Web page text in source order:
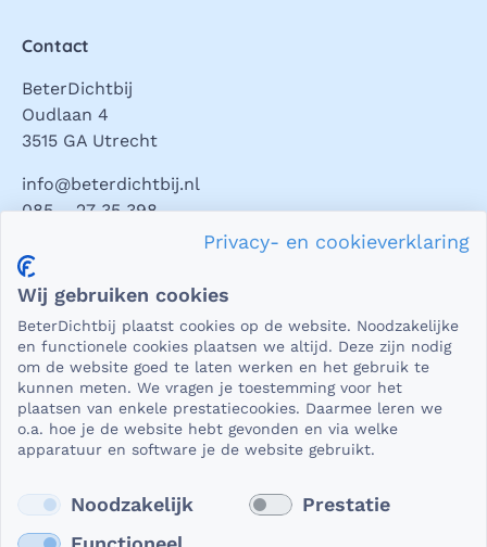
Contact
BeterDichtbij
Oudlaan 4
3515 GA Utrecht
info@beterdichtbij.nl
085 – 27 35 398
Privacy en veiligheid
essentieel dat die beveiligd worden uitgewisseld. En dat
die gegevens niet in verkeerde handen vallen. Daar kun je
op rekenen bij BeterDichtbij.
Lees verder
Privacy- en cookieverklaring
Wij gebruiken cookies
BeterDichtbij plaatst cookies op de website. Noodzakelijke
en functionele cookies plaatsen we altijd. Deze zijn nodig
om de website goed te laten werken en het gebruik te
kunnen meten. We vragen je toestemming voor het
plaatsen van enkele prestatiecookies. Daarmee leren we
o.a. hoe je de website hebt gevonden en via welke
apparatuur en software je de website gebruikt.
Noodzakelijk
Prestatie